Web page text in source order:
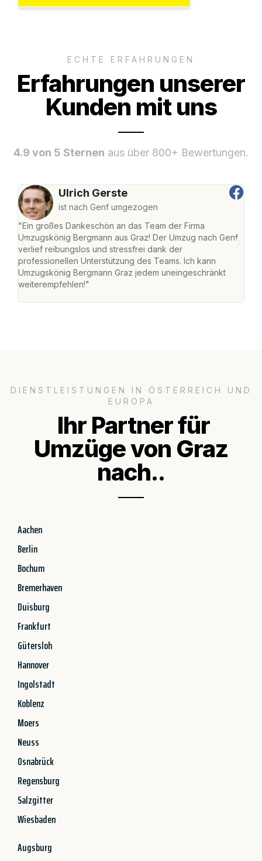
ECHTE ERFAHRUNGEN
Erfahrungen unserer
Kunden mit uns
4.9 von 5 Sternen aus über 800+ Bewertungen.
Ulrich Gerste
ist nach Genf umgezogen
"Ein großes Dankeschön an das Team der Firma
Umzugskönig Bergmann aus Graz! Der Umzug nach Genf
verlief reibungslos und stressfrei dank der
professionellen Unterstützung des Teams. Ich kann
Umzugskönig Bergmann Graz jedem uneingeschränkt
weiterempfehlen!"
DIENSTLEISTUNGEN IN ÖSTERREICH UND
EUROPA
Ihr Partner für
Umzüge von Graz
nach..
Aachen
Berlin
Bochum
Bremerhaven
Duisburg
Frankfurt
Gütersloh
Hannover
Ingolstadt
Koblenz
Moers
Neuss
Osnabrück
Regensburg
Salzgitter
Wiesbaden
Augsburg